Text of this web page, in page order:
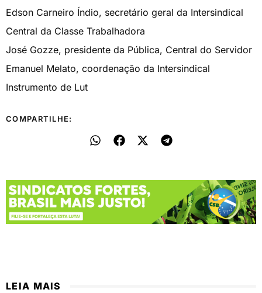
Edson Carneiro Índio, secretário geral da Intersindical
Central da Classe Trabalhadora
José Gozze, presidente da Pública, Central do Servidor
Emanuel Melato, coordenação da Intersindical
Instrumento de Lut
COMPARTILHE:
LEIA MAIS